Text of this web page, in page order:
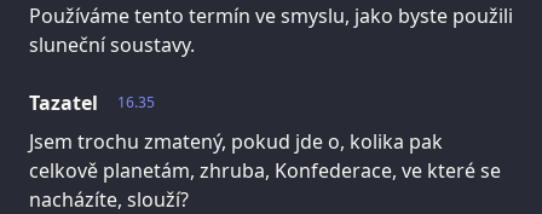
Používáme tento termín ve smyslu, jako byste použili
sluneční soustavy.
16.35
Tazatel
Jsem trochu zmatený, pokud jde o, kolika pak
celkově planetám, zhruba, Konfederace, ve které se
nacházíte, slouží?